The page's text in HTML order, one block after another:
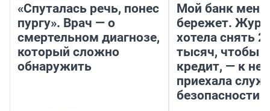
«Спуталась речь, понес
пургу». Врач — о
смертельном диагнозе,
который сложно
обнаружить
Мой банк меня
бережет.
хотела снять
тысяч, чтобы
кредит, — к
приехала
безопасности